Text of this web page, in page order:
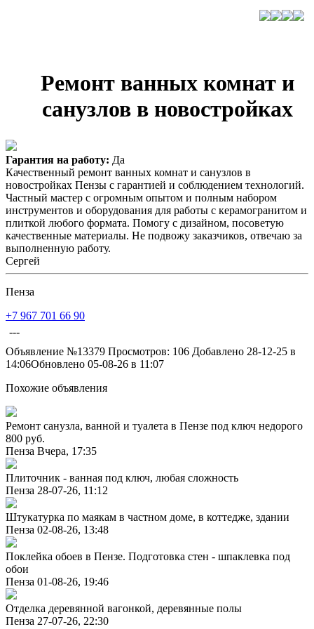
Ремонт ванных комнат и
санузлов в новостройках
Гарантия на работу: Да
Качественный ремонт ванных комнат и санузлов в
новостройках Пензы с гарантией и соблюдением технологий.
Частный мастер с огромным опытом и полным набором
инструментов и оборудования для работы с керамогранитом и
плиткой любого формата. Помогу с дизайном, посоветую
качественные материалы. Не подвожу заказчиков, отвечаю за
выполненную работу.
Сергей
Пенза
+7 967 701 66 90
---
Объявление №13379 Просмотров: 106 Добавлено 28-12-25 в
14:06Обновлено 05-08-26 в 11:07
Похожие объявления
Ремонт санузла, ванной и туалета в Пензе под ключ недорого
800 руб.
Пенза Вчера, 17:35
Плиточник - ванная под ключ, любая сложность
Пенза 28-07-26, 11:12
Штукатурка по маякам в частном доме, в коттедже, здании
Пенза 02-08-26, 13:48
Поклейка обоев в Пензе. Подготовка стен - шпаклевка под
обои
Пенза 01-08-26, 19:46
Отделка деревянной вагонкой, деревянные полы
Пенза 27-07-26, 22:30